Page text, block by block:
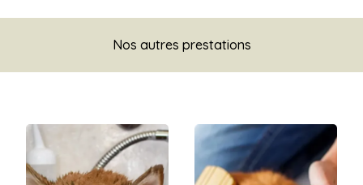
Nos autres prestations